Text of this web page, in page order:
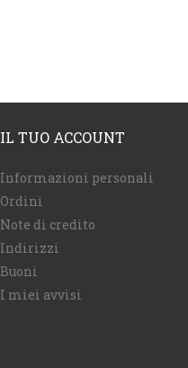
IL TUO ACCOUNT
Informazioni personali
Ordini
Note di credito
Indirizzi
Buoni
I miei avvisi